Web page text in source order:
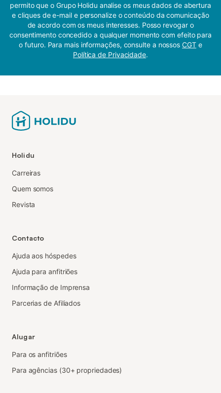
permito que o Grupo Holidu analise os meus dados de abertura
e cliques de e-mail e personalize o conteúdo da comunicação
de acordo com os meus interesses. Posso revogar o
consentimento concedido a qualquer momento com efeito para
o futuro. Para mais informações, consulte a nossosCGTe
Política de Privacidade.
Holidu
Carreiras
Quem somos
Revista
Contacto
Ajuda aos hóspedes
Ajuda para anfitriões
Informação de Imprensa
Parcerias de Afiliados
Alugar
Para os anfitriões
Para agências (30+ propriedades)